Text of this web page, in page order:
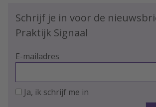
Schrijf je in voor de
Praktijk Signaal
E-mailadres
Ja, ik schrijf me in